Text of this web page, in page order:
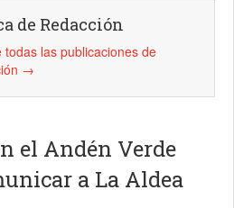
de Redacción
todas las publicaciones de
→
el Andén Verde
a La Aldea